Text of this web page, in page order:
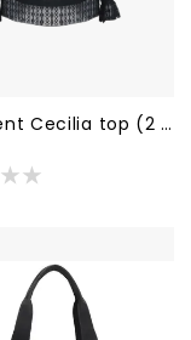
Exxcellent Cecilia top (2 kleuren)